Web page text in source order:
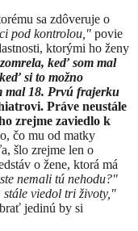
sa zdôveruje o
pod kontrolou," povie
ktorými ho ženy
keď som mal
si to možno
mal 18. Prvú frajerku
Práve neustále
zrejme zaviedlo k
čo mu od matky
šlo zrejme len o
o žene, ktorá má
nemali tú nehodu?"
stále viedol tri životy,"
jedinú by si